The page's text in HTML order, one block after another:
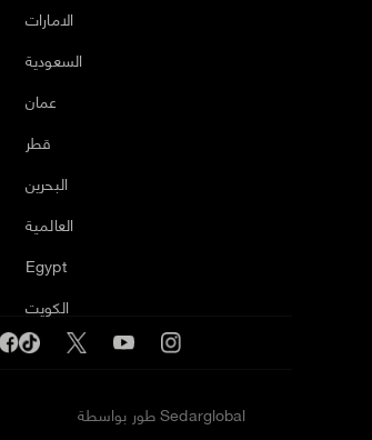
الامارات
السعودية
عمان
قطر
البحرين
العالمية
Egypt
الكويت
طور بواسطة Sedarglobal